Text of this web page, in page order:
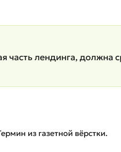
лендинга, должна
из газетной вёрстки.